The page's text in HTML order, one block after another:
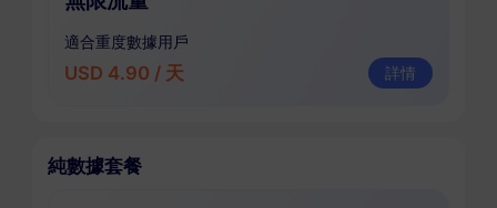
適合重度數據用戶
USD 4.90 / 天 詳情
純數據套餐